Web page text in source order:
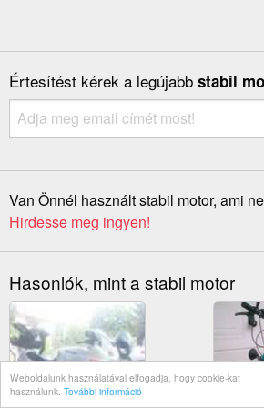
Weboldalunk használatával elfogadja, hogy cookie-kat
használunk. További információ
Értesítést kérek a legújabb stabil
Van Önnél használt stabil motor, ami
Hirdesse meg ingyen!
Hasonlók, mint a stabil motor